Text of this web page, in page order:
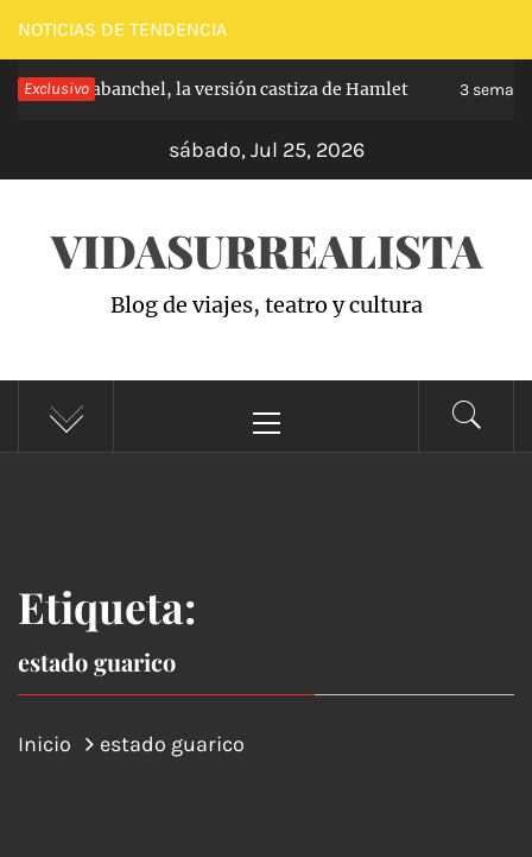
Saltar
al
contenido
NOTICIAS DE TENDENCIA
Exclusivo
de Carabanchel, la versión castiza de Hamlet 3
sábado, Jul 25, 2026
VIDASURREALISTA
Blog de viajes, teatro y cultura
principal
Etiqueta:
estado guarico
Inicio estado guarico